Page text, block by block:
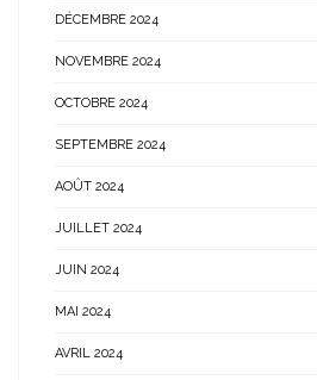
DÉCEMBRE 2024
NOVEMBRE 2024
OCTOBRE 2024
SEPTEMBRE 2024
AOÛT 2024
JUILLET 2024
JUIN 2024
MAI 2024
AVRIL 2024